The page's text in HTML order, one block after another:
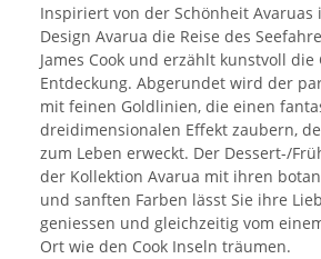
Inspiriert von der Schönheit
Design Avarua die Reise des
James Cook und erzählt kunstvoll
Entdeckung. Abgerundet wird der
mit feinen Goldlinien, die einen
dreidimensionalen Effekt zaubern,
zum Leben erweckt. Der Dessert-/
der Kollektion Avarua mit ihren
und sanften Farben lässt Sie ihre
geniessen und gleichzeitig vom
Ort wie den Cook Inseln träumen.